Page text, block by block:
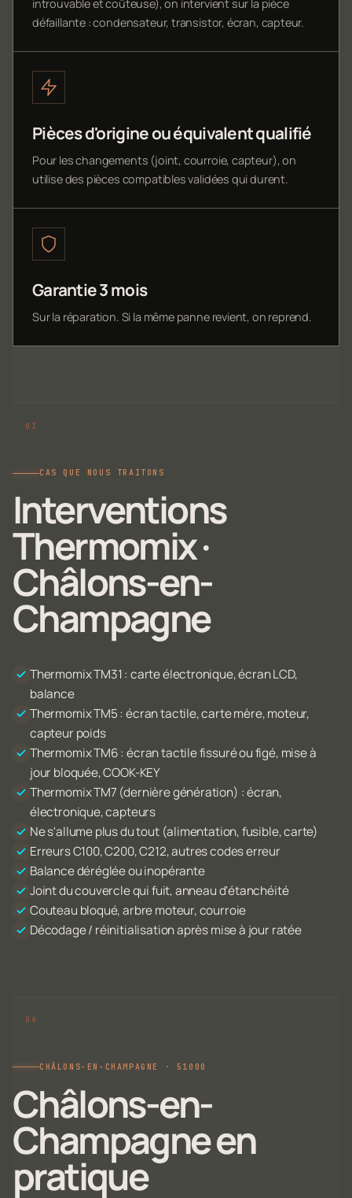
introuvable et coûteuse), on intervient sur la pièce
défaillante : condensateur, transistor, écran, capteur.
Pièces d'origine ou équivalent qualifié
Pour les changements (joint, courroie, capteur), on
utilise des pièces compatibles validées qui durent.
Garantie 3 mois
Sur la réparation. Si la même panne revient, on reprend.
CAS QUE NOUS TRAITONS
Interventions
Thermomix ·
Châlons-en-
Champagne
Thermomix TM31 : carte électronique, écran LCD,
balance
Thermomix TM5 : écran tactile, carte mère, moteur,
capteur poids
Thermomix TM6 : écran tactile fissuré ou figé, mise à
jour bloquée, COOK-KEY
Thermomix TM7 (dernière génération) : écran,
électronique, capteurs
Ne s'allume plus du tout (alimentation, fusible, carte)
Erreurs C100, C200, C212, autres codes erreur
Balance déréglée ou inopérante
Joint du couvercle qui fuit, anneau d'étanchéité
Couteau bloqué, arbre moteur, courroie
Décodage / réinitialisation après mise à jour ratée
CHÂLONS-EN-CHAMPAGNE · 51000
Châlons-en-
Champagne en
pratique